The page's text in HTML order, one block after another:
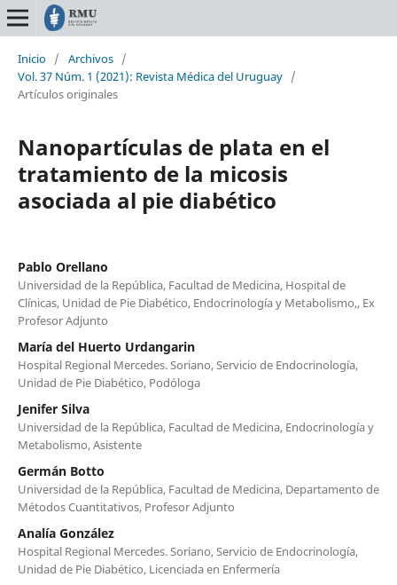
Inicio / Archivos /
Vol. 37 Núm. 1 (2021): Revista Médica del Uruguay /
Artículos originales
Nanopartículas de plata en el
tratamiento de la micosis
asociada al pie diabético
Pablo Orellano
Universidad de la República, Facultad de Medicina, Hospital de
Clínicas, Unidad de Pie Diabético, Endocrinología y Metabolismo,, Ex
Profesor Adjunto
María del Huerto Urdangarin
Hospital Regional Mercedes. Soriano, Servicio de Endocrinología,
Unidad de Pie Diabético, Podóloga
Jenifer Silva
Universidad de la República, Facultad de Medicina, Endocrinología y
Metabolismo, Asistente
Germán Botto
Universidad de la República, Facultad de Medicina, Departamento de
Métodos Cuantitativos, Profesor Adjunto
Analía González
Hospital Regional Mercedes. Soriano, Servicio de Endocrinología,
Unidad de Pie Diabético, Licenciada en Enfermería